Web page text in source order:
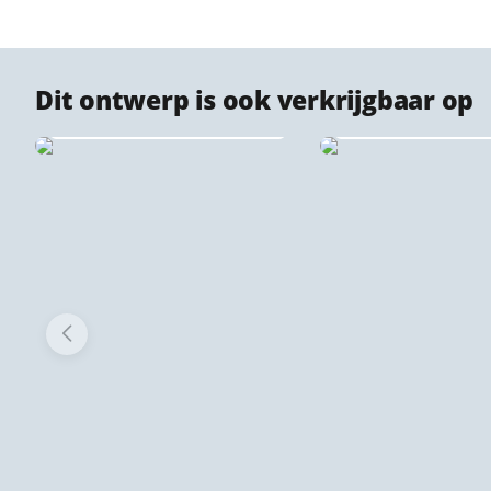
Dit ontwerp is ook verkrijgbaar op